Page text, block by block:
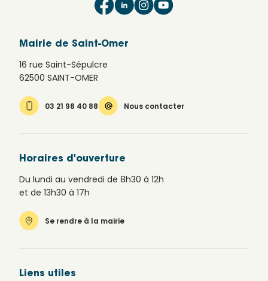
Mairie de Saint-Omer
16 rue Saint-Sépulcre
62500 SAINT-OMER
03 21 98 40 88 Nous contacter
Horaires d'ouverture
Du lundi au vendredi de 8h30 à 12h
et de 13h30 à 17h
Se rendre à la mairie
Liens utiles